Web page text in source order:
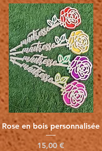
Vista rápida
Rose en bois personnalisée
Precio
15,00 €